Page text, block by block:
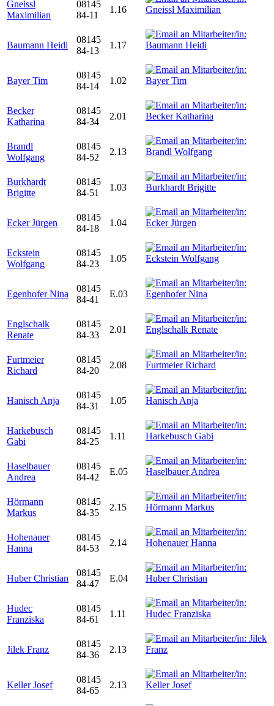
Gneissl
Maximilian
08145
84-11
1.16
Baumann Heidi
08145
84-13
1.17
Bayer Tim
08145
84-14
1.02
Becker
Katharina
08145
84-34
2.01
Brandl
Wolfgang
08145
84-52
2.13
Burkhardt
Brigitte
08145
84-51
1.03
Ecker Jürgen
08145
84-18
1.04
Eckstein
Wolfgang
08145
84-23
1.05
Egenhofer Nina
08145
84-41
E.03
Englschalk
Renate
08145
84-33
2.01
Furtmeier
Richard
08145
84-20
2.08
Hanisch Anja
08145
84-31
1.05
Harkebusch
Gabi
08145
84-25
1.11
Haselbauer
Andrea
08145
84-42
E.05
Hörmann
Markus
08145
84-35
2.15
Hohenauer
Hanna
08145
84-53
2.14
Huber Christian
08145
84-47
E.04
Hudec
Franziska
08145
84-61
1.11
Jilek Franz
08145
84-36
2.13
Keller Josef
08145
84-65
2.13